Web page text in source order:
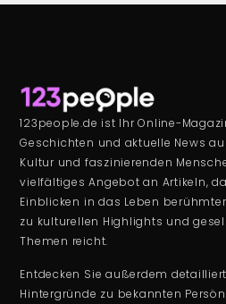
123people.de ist Ihr Online-
Geschichten und aktuelle News
Kultur und faszinierenden
vielfältiges Angebot an Artikeln,
Einblicken in das Leben
zu kulturellen Highlights und
Themen reicht.
Entdecken Sie außerdem
Hintergründe zu bekannten